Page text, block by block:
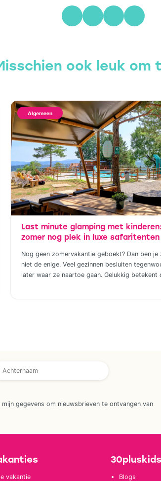
ook leuk om
Algemeen
Last minute glamping met
zomer nog plek in luxe safaritenten
Nog geen zomervakantie geboekt? Dan ben je
niet de enige. Veel gezinnen besluiten
later waar ze naartoe gaan. Gelukkig betekent
gegevens om nieuwsbrieven te ontvangen van
vakantie
30pluskids
Blogs